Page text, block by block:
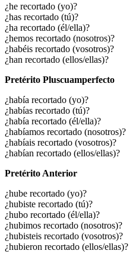
¿he recortado (yo)?
¿has recortado (tú)?
¿ha recortado (él/ella)?
¿hemos recortado (nosotros)?
¿habéis recortado (vosotros)?
¿han recortado (ellos/ellas)?
Pretérito Pluscuamperfecto
¿había recortado (yo)?
¿habías recortado (tú)?
¿había recortado (él/ella)?
¿habíamos recortado (nosotros)?
¿habíais recortado (vosotros)?
¿habían recortado (ellos/ellas)?
Pretérito Anterior
¿hube recortado (yo)?
¿hubiste recortado (tú)?
¿hubo recortado (él/ella)?
¿hubimos recortado (nosotros)?
¿hubisteis recortado (vosotros)?
¿hubieron recortado (ellos/ellas)?